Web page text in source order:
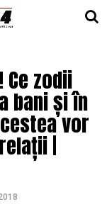
zodii
bani și în
vor
|